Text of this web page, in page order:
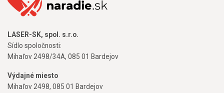
LASER-SK, spol. s.r.o.
Sídlo spoločnosti:
Mihaľov 2498/34A, 085 01 Bardejov
Výdajné miesto
Mihaľov 2498, 085 01 Bardejov